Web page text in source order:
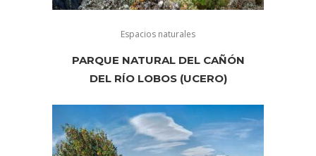
Espacios naturales
PARQUE NATURAL DEL CAÑÓN
DEL RÍO LOBOS (UCERO)